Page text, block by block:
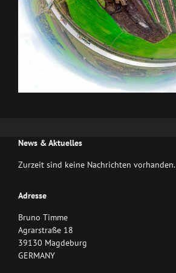
News & Aktuelles
Zurzeit sind keine Nachrichten vorhanden.
Adresse
Bruno Timme
Agrarstraße 18
39130 Magdeburg
GERMANY